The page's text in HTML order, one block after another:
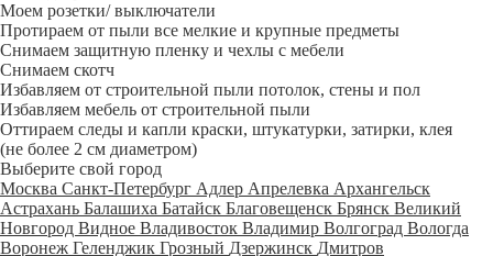
Моем розетки/ выключатели
Протираем от пыли все мелкие и крупные предметы
Снимаем защитную пленку и чехлы с мебели
Снимаем скотч
Избавляем от строительной пыли потолок, стены и пол
Избавляем мебель от строительной пыли
Оттираем следы и капли краски, штукатурки, затирки, клея
(не более 2 см диаметром)
Выберите свой город
Москва Санкт-Петербург Адлер Апрелевка Архангельск
Астрахань Балашиха Батайск Благовещенск Брянск Великий
Новгород Видное Владивосток Владимир Волгоград Вологда
Воронеж Геленджик Грозный Дзержинск Дмитров